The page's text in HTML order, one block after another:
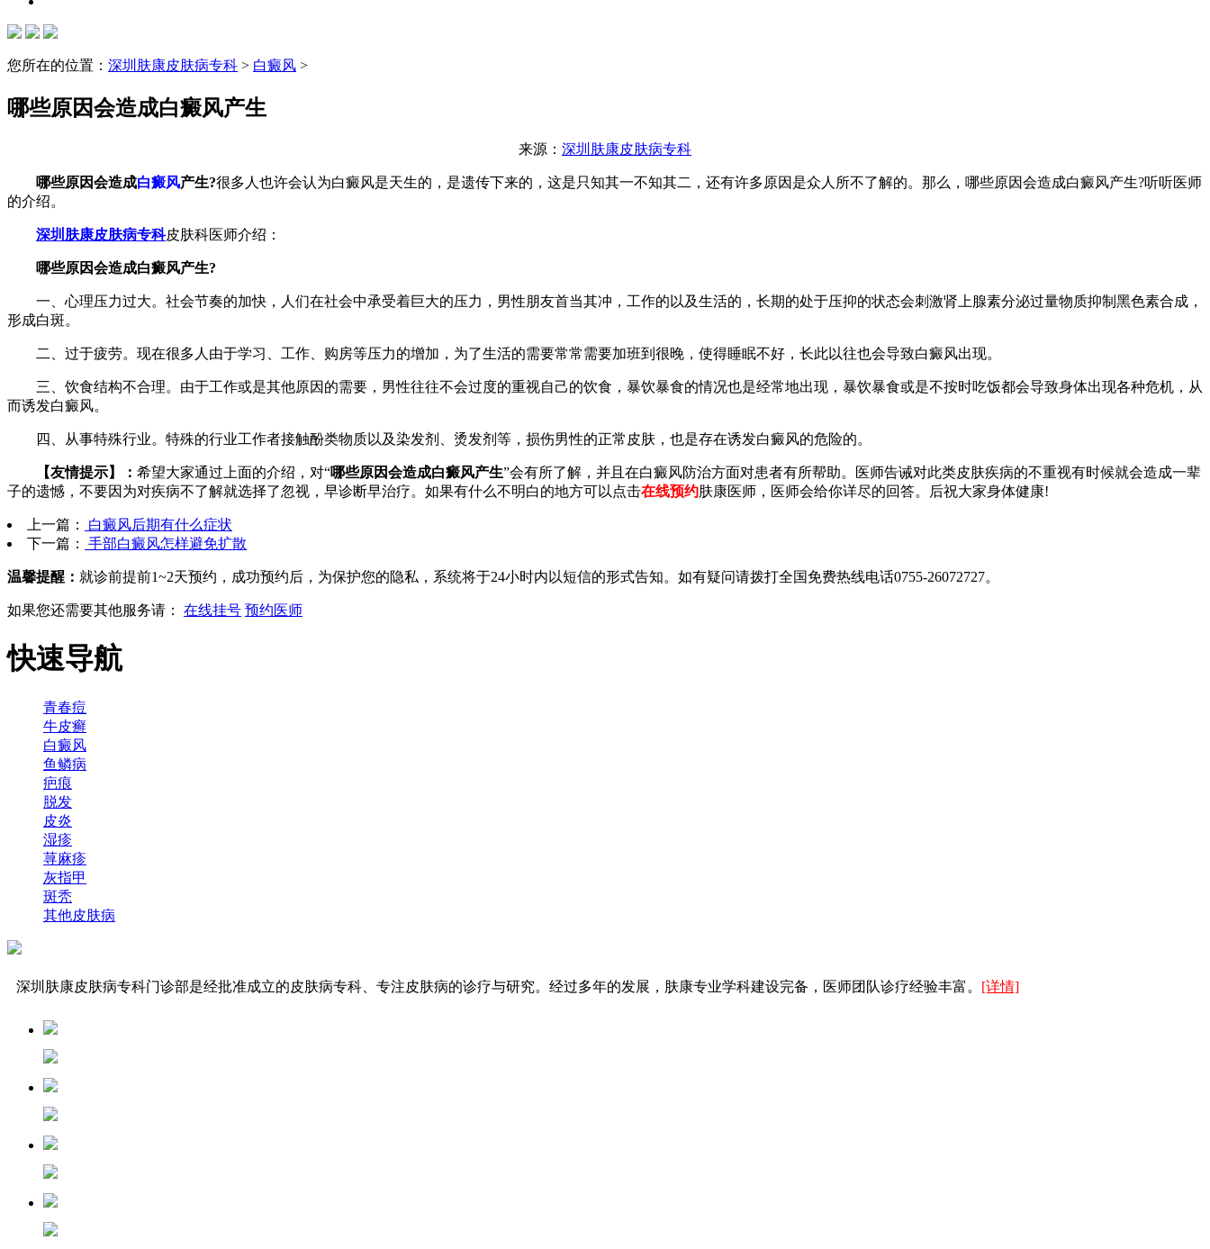
您所在的位置： 深圳肤康皮肤病专科 > 白癜风 >
哪些原因会造成白癜风产生
来源： 深圳肤康皮肤病专科
哪些原因会造成白癜风产生?很多人也许会认为白癜风是天生的，是遗传下来的，这是只知其一不知其二，还有许多原因是众人所不了解的。那么，哪些原因会造成白癜风产生?听听医师
的介绍。
深圳肤康皮肤病专科皮肤科医师介绍：
哪些原因会造成白癜风产生?
一、心理压力过大。社会节奏的加快，人们在社会中承受着巨大的压力，男性朋友首当其冲，工作的以及生活的，长期的处于压抑的状态会刺激肾上腺素分泌过量物质抑制黑色素合成，
形成白斑。
二、过于疲劳。现在很多人由于学习、工作、购房等压力的增加，为了生活的需要常常需要加班到很晚，使得睡眠不好，长此以往也会导致白癜风出现。
三、饮食结构不合理。由于工作或是其他原因的需要，男性往往不会过度的重视自己的饮食，暴饮暴食的情况也是经常地出现，暴饮暴食或是不按时吃饭都会导致身体出现各种危机，从
而诱发白癜风。
四、从事特殊行业。特殊的行业工作者接触酚类物质以及染发剂、烫发剂等，损伤男性的正常皮肤，也是存在诱发白癜风的危险的。
【友情提示】： 希望大家通过上面的介绍，对“哪些原因会造成白癜风产生”会有所了解，并且在白癜风防治方面对患者有所帮助。医师告诫对此类皮肤疾病的不重视有时候就会造成一辈
子的遗憾，不要因为对疾病不了解就选择了忽视，早诊断早治疗。如果有什么不明白的地方可以点击在线预约肤康医师，医师会给你详尽的回答。后祝大家身体健康!
上一篇：
白癜风后期有什么症状
下一篇：
手部白癜风怎样避免扩散
温馨提醒： 就诊前提前1~2天预约，成功预约后，为保护您的隐私，系统将于24小时内以短信的形式告知。如有疑问请拨打全国免费热线电话0755-26072727。
如果您还需要其他服务请： 在线挂号 预约医师
快速导航
青春痘
牛皮癣
白癜风
鱼鳞病
疤痕
脱发
皮炎
湿疹
荨麻疹
灰指甲
斑秃
其他皮肤病
深圳肤康皮肤病专科门诊部是经批准成立的皮肤病专科、专注皮肤病的诊疗与研究。经过多年的发展，肤康专业学科建设完备，医师团队诊疗经验丰富。 [详情]